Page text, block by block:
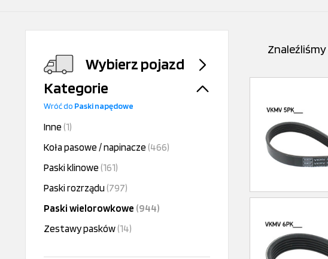
Wybierz pojazd
Kategorie
Wróć do Paski napędowe
Inne (1)
Koła pasowe / napinacze (466)
Paski klinowe (161)
Paski rozrządu(797)
Paski wielorowkowe (944)
Zestawy pasków(14)
Znaleźliśmy